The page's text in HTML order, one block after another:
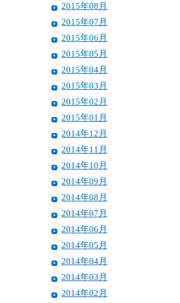
2015年08月
2015年07月
2015年06月
2015年05月
2015年04月
2015年03月
2015年02月
2015年01月
2014年12月
2014年11月
2014年10月
2014年09月
2014年08月
2014年07月
2014年06月
2014年05月
2014年04月
2014年03月
2014年02月